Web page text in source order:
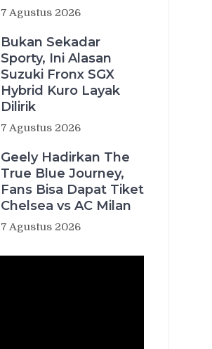
7 Agustus 2026
Bukan Sekadar
Sporty, Ini Alasan
Suzuki Fronx SGX
Hybrid Kuro Layak
Dilirik
7 Agustus 2026
Geely Hadirkan The
True Blue Journey,
Fans Bisa Dapat Tiket
Chelsea vs AC Milan
7 Agustus 2026